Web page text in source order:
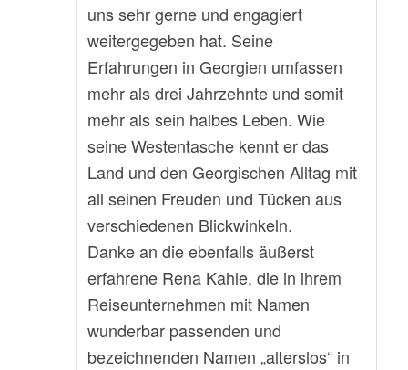
uns sehr gerne und engagiert
weitergegeben hat. Seine
Erfahrungen in Georgien umfassen
mehr als drei Jahrzehnte und somit
mehr als sein halbes Leben. Wie
seine Westentasche kennt er das
Land und den Georgischen Alltag mit
all seinen Freuden und Tücken aus
verschiedenen Blickwinkeln.
Danke an die ebenfalls äußerst
erfahrene Rena Kahle, die in ihrem
Reiseunternehmen mit Namen
wunderbar passenden und
bezeichnenden Namen „alterslos“ in